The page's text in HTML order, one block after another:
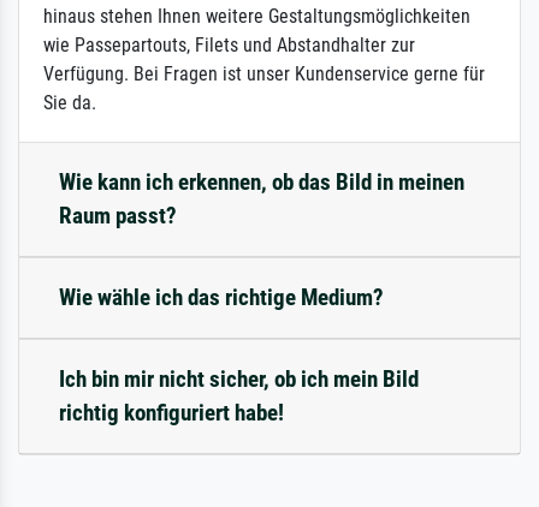
hinaus stehen Ihnen weitere Gestaltungsmöglichkeiten
wie Passepartouts, Filets und Abstandhalter zur
Verfügung. Bei Fragen ist unser Kundenservice gerne für
Sie da.
Wie kann ich erkennen, ob das Bild in meinen
Raum passt?
Wie wähle ich das richtige Medium?
Ich bin mir nicht sicher, ob ich mein Bild
richtig konfiguriert habe!